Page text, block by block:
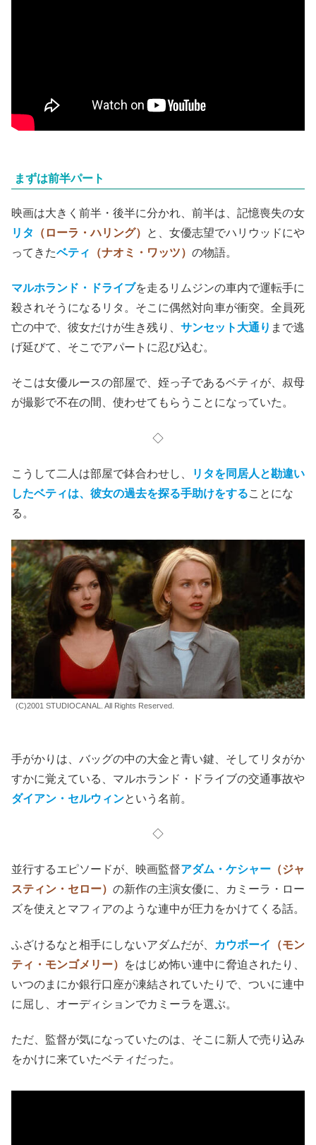
まずは前半パート
映画は大きく前半・後半に分かれ、前半は、記憶喪失の女
リタ
（ローラ・ハリング）
と、女優志望でハリウッドにや
ってきたベティ （ナオミ・ワッツ） の物語。
マルホランド・ドライブを走るリムジンの車内で運転手に
殺されそうになるリタ。そこに偶然対向車が衝突。全員死
亡の中で、彼女だけが生き残り、 サンセット大通り まで逃
げ延びて、そこでアパートに忍び込む。
そこは女優ルースの部屋で、姪っ子であるベティが、叔母
が撮影で不在の間、使わせてもらうことになっていた。
◇
こうして二人は部屋で鉢合わせし、
リタを同居人と勘違い
したベティは、彼女の過去を探る手助けをすることにな
る。
(C)2001 STUDIOCANAL. All Rights Reserved.
手がかりは、バッグの中の大金と青い鍵、そしてリタがか
すかに覚えている、マルホランド・ドライブの交通事故や
ダイアン・セルウィンという名前。
◇
並行するエピソードが、映画監督アダム・ケシャー （ジャ
スティン・セロー） の新作の主演女優に、カミーラ・ロー
ズを使えとマフィアのような連中が圧力をかけてくる話。
ふざけるなと相手にしないアダムだが、 カウボーイ
（モン
ティ・モンゴメリー）
をはじめ怖い連中に脅迫されたり、
いつのまにか銀行口座が凍結されていたりで、ついに連中
に屈し、オーディションでカミーラを選ぶ。
ただ、監督が気になっていたのは、そこに新人で売り込み
をかけに来ていたベティだった。